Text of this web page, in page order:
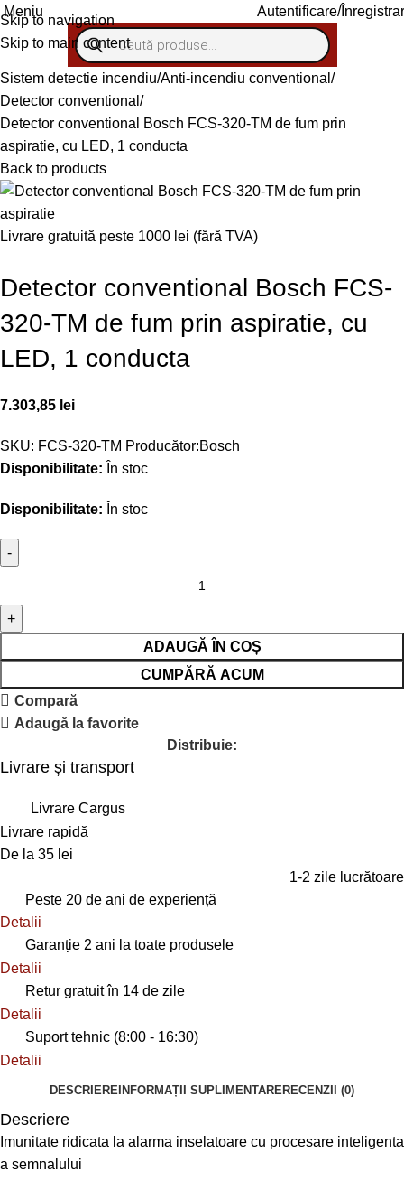
Skip to navigation
Skip to main content
Meniu Autentificare/
Sistem detectie incendiu Anti-incendiu conventional
Detector conventional
Detector conventional Bosch FCS-320-TM de fum prin
aspiratie, cu LED, 1 conducta
Back to products
Livrare gratuită peste 1000 lei (fără TVA)
Detector conventional Bosch FCS-
320-TM de fum prin aspiratie, cu
LED, 1 conducta
7.303,85 lei
SKU: FCS-320-TM Producător:Bosch
Disponibilitate: În stoc
Disponibilitate: În stoc
ADAUGĂ ÎN COȘ
CUMPĂRĂ ACUM
Compară
Adaugă la favorite
Distribuie:
Livrare și transport
Livrare Cargus
Livrare rapidă
De la 35 lei
1-2 zile lucrătoare
Peste 20 de ani de experiență
Detalii
Garanție 2 ani la toate produsele
Detalii
Retur gratuit în 14 de zile
Detalii
Suport tehnic (8:00 - 16:30)
Detalii
DESCRIERE INFORMAȚII SUPLIMENTARERECENZII (0)
Descriere
Imunitate ridicata la alarma inselatoare cu procesare inteligenta
a semnalului